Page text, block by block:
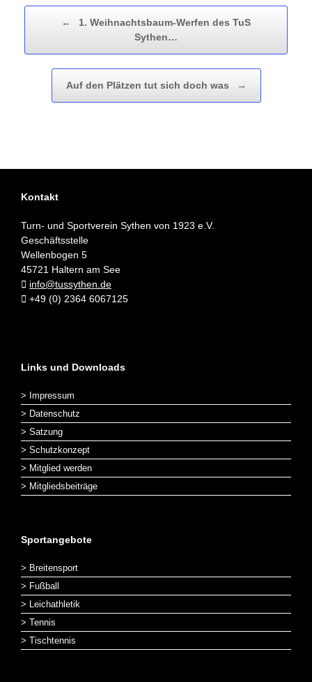
←
1. Weihnachtsbaum-Werfen des TuS
Sythen…
Auf den Plätzen tut sich doch was →
Kontakt
Turn- und Sportverein Sythen von 1923 e.V.
Geschäftsstelle
Wellenbogen 5
45721 Haltern am See
info@tussythen.de
+49 (0) 2364 6067125
Links und Downloads
> Impressum
> Datenschutz
> Satzung
> Schutzkonzept
> Mitglied werden
> Mitgliedsbeiträge
Sportangebote
> Breitensport
> Fußball
> Leichathletik
> Tennis
> Tischtennis